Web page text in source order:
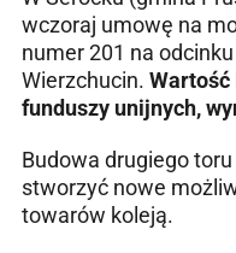
wczoraj umowę na
numer 201 na
Wierzchucin. Wartość
funduszy unijnych,
Budowa drugiego
stworzyć nowe
towarów koleją.